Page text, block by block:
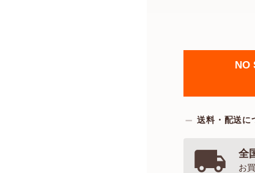
NO
送料・配送に
全
お